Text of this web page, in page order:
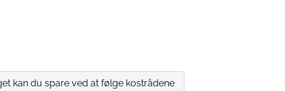
kan du spare ved at følge kostrådene